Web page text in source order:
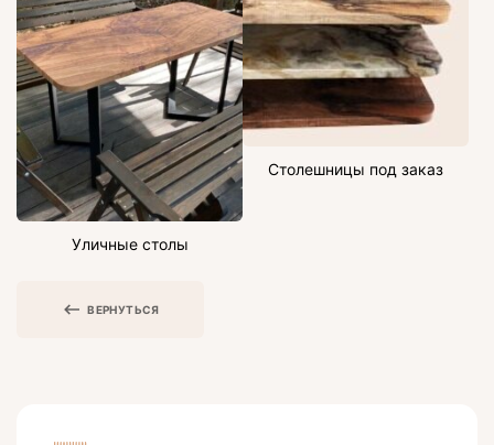
Уличные столы
Столешницы под заказ
ВЕРНУТЬСЯ